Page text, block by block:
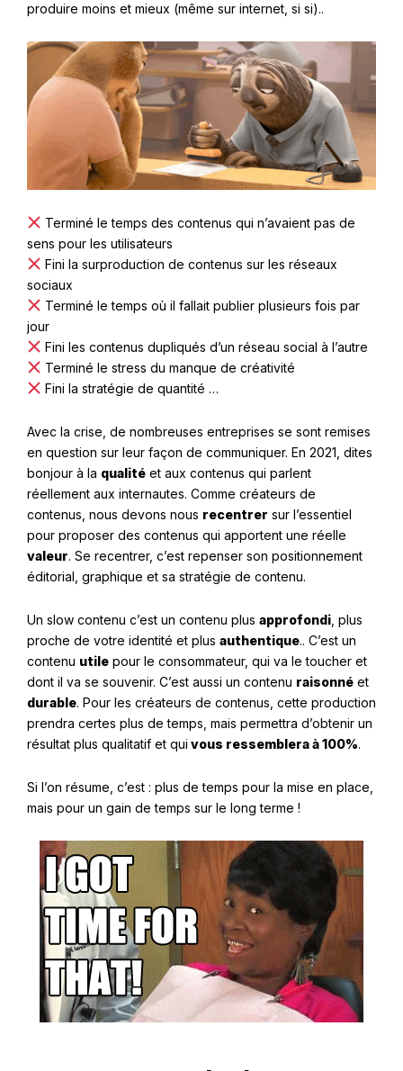
produire moins et mieux (même sur internet, si si)..
Terminé le temps des contenus qui n’avaient pas de
sens pour les utilisateurs
Fini la surproduction de contenus sur les réseaux
sociaux
Terminé le temps où il fallait publier plusieurs fois par
jour
Fini les contenus dupliqués d’un réseau social à l’autre
Terminé le stress du manque de créativité
Fini la stratégie de quantité …
Avec la crise, de nombreuses entreprises se sont remises
en question sur leur façon de communiquer. En 2021, dites
bonjour à la qualité et aux contenus qui parlent
réellement aux internautes. Comme créateurs de
contenus, nous devons nous recentrer sur l’essentiel
pour proposer des contenus qui apportent une réelle
valeur. Se recentrer, c’est repenser son positionnement
éditorial, graphique et sa stratégie de contenu.
Un slow contenu c’est un contenu plus approfondi , plus
proche de votre identité et plus authentique.. C’est un
contenu utile pour le consommateur, qui va le toucher et
dont il va se souvenir. C’est aussi un contenu raisonné et
durable. Pour les créateurs de contenus, cette production
prendra certes plus de temps, mais permettra d’obtenir un
résultat plus qualitatif et qui vous ressemblera à 100%.
Si l’on résume, c’est : plus de temps pour la mise en place,
mais pour un gain de temps sur le long terme !